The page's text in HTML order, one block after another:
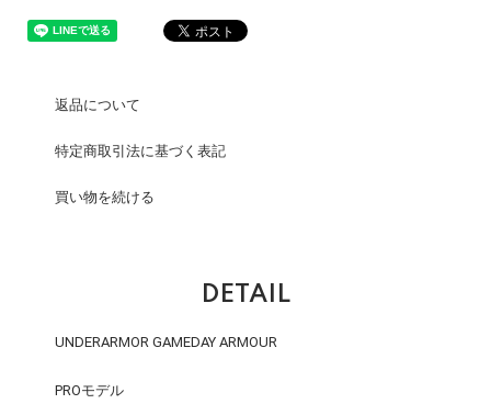
返品について
特定商取引法に基づく表記
買い物を続ける
DETAIL
UNDERARMOR GAMEDAY ARMOUR
PROモデル